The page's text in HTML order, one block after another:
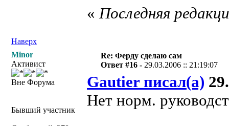
Наверх
«Последняя
Minor
Активист
Вне Форума
Бывший участник
Re: Ферду сделаю сам
Ответ #16 - 29.03.2006 :: 21:19:07
Gautier писал(а)
Нет норм.